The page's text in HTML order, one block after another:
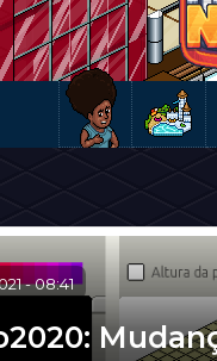
-08:41